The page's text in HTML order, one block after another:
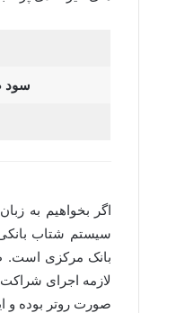
سود
اگر بخواهیم به
سیستم شتاب
بانک مرکزی است.
لازمه اجرای
صورت روتر بوده و این